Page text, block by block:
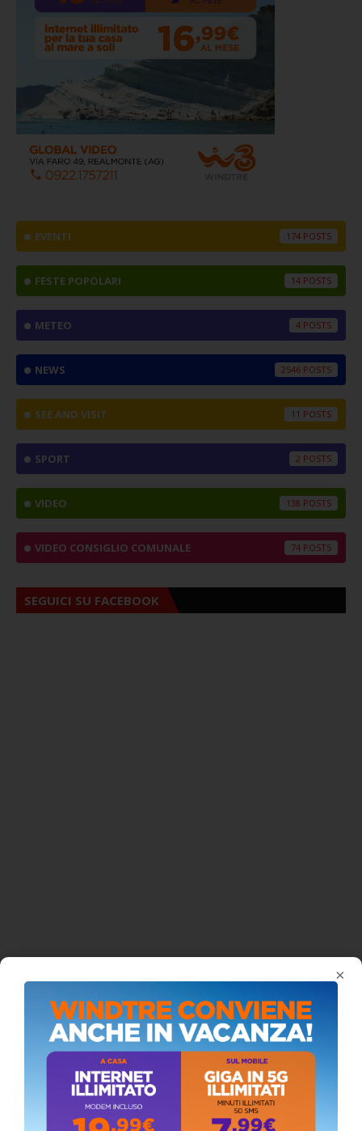
×
EVENTI 174
FESTE POPOLARI 14
METEO 4
NEWS 2546
SEE AND VISIT 11
SPORT 2
VIDEO 138
VIDEO CONSIGLIO COMUNALE 74
SEGUICI SU FACEBOOK
ISCRIVITI AL CANALE YOUTUBE